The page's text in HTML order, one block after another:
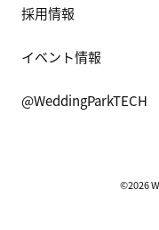
採用情報
イベント情報
@WeddingParkTECH
©2026